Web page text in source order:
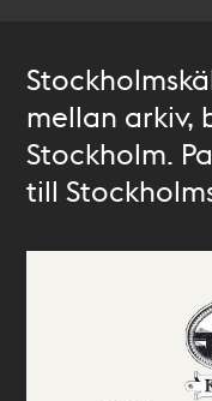
mellan arkiv,
Stockholm.
till